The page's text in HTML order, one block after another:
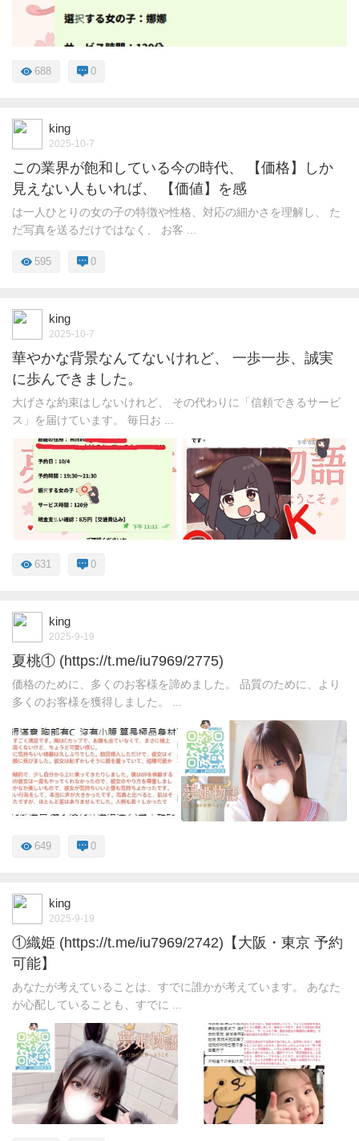
688 0
king
2025-10-7
この業界が飽和している今の時代、 【価格】しか
見えない人もいれば、 【価値】を感
は一人ひとりの女の子の特徴や性格、対応の細かさを理解し、 た
だ写真を送るだけではなく、 お客 ...
595 0
king
2025-10-7
華やかな背景なんてないけれど、 一歩一歩、誠実
に歩んできました。
大げさな約束はしないけれど、 その代わりに「信頼できるサービ
ス」を届けています。 毎日お ...
631 0
king
2025-9-19
夏桃① (https://t.me/iu7969/2775)
価格のために、多くのお客様を諦めました。 品質のために、より
多くのお客様を獲得しました。 ...
649 0
king
2025-9-19
①織姫 (https://t.me/iu7969/2742)【大阪・東京 予約
可能】
あなたが考えていることは、すでに誰かが考えています。 あなた
が心配していることも、すでに ...